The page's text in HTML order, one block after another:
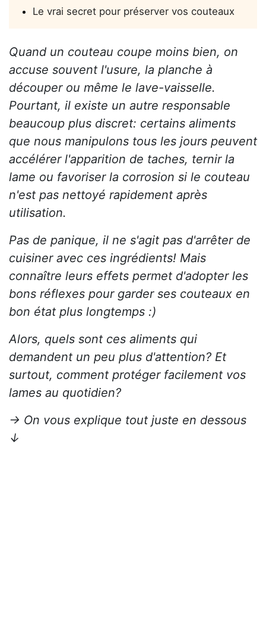
Le vrai secret pour préserver vos couteaux
Quand un couteau coupe moins bien, on
accuse souvent l'usure, la planche à
découper ou même le lave-vaisselle.
Pourtant, il existe un autre responsable
beaucoup plus discret: certains aliments
que nous manipulons tous les jours peuvent
accélérer l'apparition de taches, ternir la
lame ou favoriser la corrosion si le couteau
n'est pas nettoyé rapidement après
utilisation.
Pas de panique, il ne s'agit pas d'arrêter de
cuisiner avec ces ingrédients! Mais
connaître leurs effets permet d'adopter les
bons réflexes pour garder ses couteaux en
bon état plus longtemps :)
Alors, quels sont ces aliments qui
demandent un peu plus d'attention? Et
surtout, comment protéger facilement vos
lames au quotidien?
→ On vous explique tout juste en dessous
↓